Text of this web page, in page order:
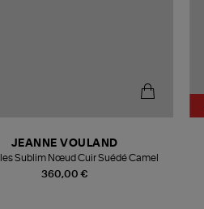
360,00 €
JEANNE VOULAND
Sublim Nœud Cuir Suédé Camel